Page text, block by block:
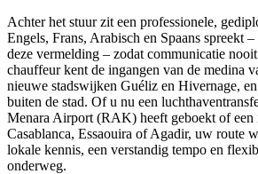
Achter het stuur zit een professionele,
Engels, Frans, Arabisch en Spaans spreekt
deze vermelding – zodat communicatie
chauffeur kent de ingangen van de medina
nieuwe stadswijken Guéliz en Hivernage,
buiten de stad. Of u nu een
Menara Airport (RAK) heeft geboekt of een
Casablanca, Essaouira of Agadir, uw route
lokale kennis, een verstandig tempo en
onderweg.